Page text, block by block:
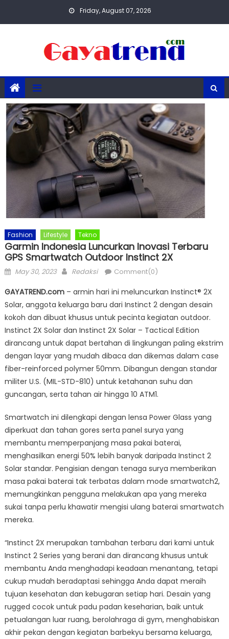
Friday, August 07, 2026
Fashion Lifestyle Tekno
Garmin Indonesia Luncurkan Inovasi Terbaru
GPS Smartwatch Outdoor Instinct 2X
Posted
May 30, 2023 Author
Redaksi Comment(0)
GAYATREND.com– armin hari ini meluncurkan Instinct® 2X
Solar, anggota keluarga baru dari Instinct 2 dengan desain
kokoh dan dibuat khusus untuk pecinta kegiatan outdoor.
Instinct 2X Solar dan Instinct 2X Solar – Tactical Edition
dirancang untuk dapat bertahan di lingkungan paling ekstrim
dengan layar yang mudah dibaca dan dikemas dalam case
fiber-reinforced polymer 50mm. Dibangun dengan standar
militer U.S. (MIL-STD-810) untuk ketahanan suhu dan
guncangan, serta tahan air hingga 10 ATM1.
Smartwatch ini dilengkapi dengan lensa Power Glass yang
diperkuat dan tahan gores serta panel surya yang
membantu memperpanjang masa pakai baterai,
menghasilkan energi 50% lebih banyak daripada Instinct 2
Solar standar. Pengisian dengan tenaga surya memberikan
masa pakai baterai tak terbatas dalam mode smartwatch2,
memungkinkan pengguna melakukan apa yang mereka
sukai tanpa perlu khawatir mengisi ulang baterai smartwatch
mereka.
“Instinct 2X merupakan tambahan terbaru dari kami untuk
Instinct 2 Series yang berani dan dirancang khusus untuk
membantu Anda menghadapi keadaan menantang, tetapi
cukup mudah beradaptasi sehingga Anda dapat meraih
tujuan kesehatan dan kebugaran setiap hari. Desain yang
rugged cocok untuk padu padan keseharian, baik untuk
petualangan luar ruang, berolahraga di gym, menghabiskan
akhir pekan dengan kegiatan barbekyu bersama keluarga,